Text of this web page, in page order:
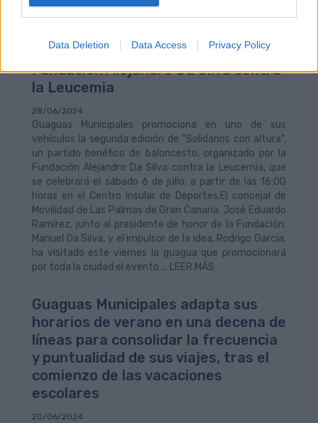
Data Deletion Data Access Privacy Policy
Guaguas Municipales promociona la
altura’, el partido benéfico de la
Fundación Alejandro Da Silva contra
la Leucemia
28/06/2024
Guaguas Municipales promociona en uno de sus
vehículos la segunda edición de “Solidarios con altura”,
un partido benéfico de baloncesto, organizado por la
Fundación Alejandro Da Silva contra la Leucemia, que
se celebrará el sábado 6 de julio, a partir de las 16:00
horas en el Centro Insular de Deportes.El concejal de
Movilidad de Las Palmas de Gran Canaria, José Eduardo
Ramírez, junto al presidente de honor de la Fundación,
Manuel Da Silva, y el impulsor de la idea, Rodrigo García,
ha visitado este viernes la guagua que promocionará
por toda la ciudad el evento ... LEER MÁS
Guaguas Municipales adapta sus
horarios de verano en una decena de
líneas para consolidar la frecuencia
y puntualidad de sus viajes, tras el
comienzo de las vacaciones
escolares
20/06/2024